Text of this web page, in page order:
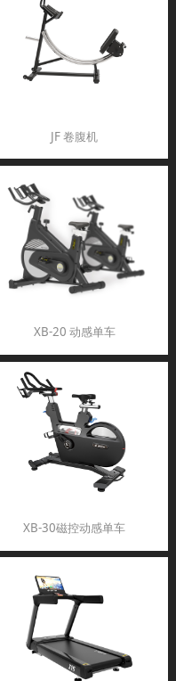
JF 卷腹机
XB-20 动感单车
XB-30磁控动感单车